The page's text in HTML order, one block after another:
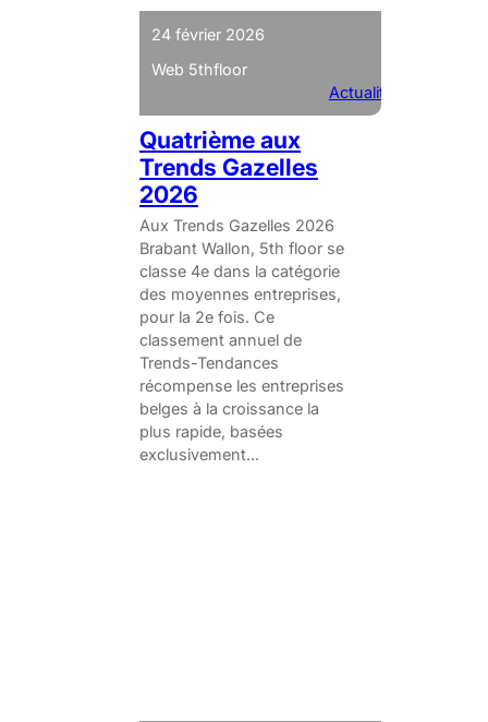
24 février 2026
Web 5thfloor
Actualités
Quatrième aux
Trends Gazelles
2026
Aux Trends Gazelles 2026
Brabant Wallon, 5th floor se
classe 4e dans la catégorie
des moyennes entreprises,
pour la 2e fois. Ce
classement annuel de
Trends-Tendances
récompense les entreprises
belges à la croissance la
plus rapide, basées
exclusivement...